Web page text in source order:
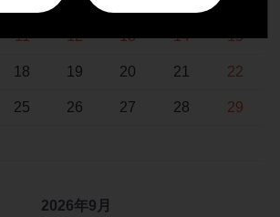
11 12 13 14 15
18 19 20 21 22
25 26 27 28 29
2026年9月